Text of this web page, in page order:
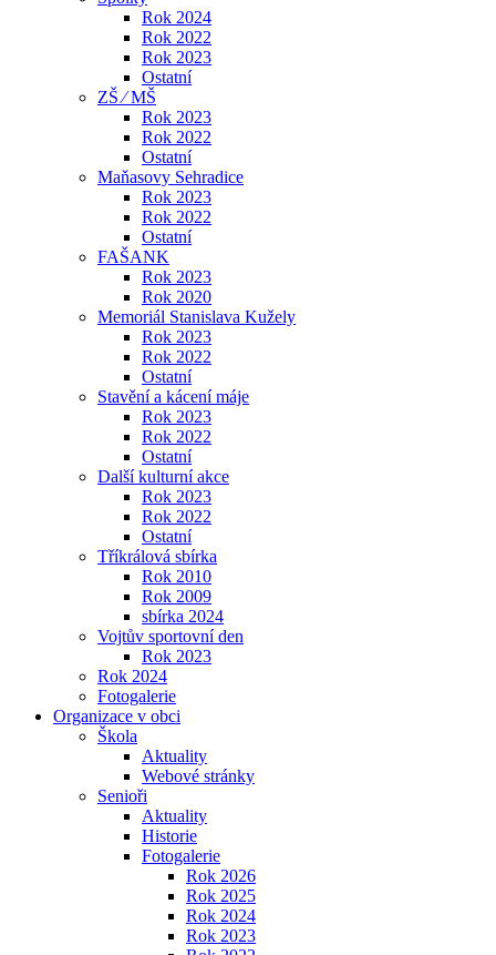
Rok 2024
Rok 2022
Rok 2023
Ostatní
ZŠ ⁄ MŠ
Rok 2023
Rok 2022
Ostatní
Maňasovy Sehradice
Rok 2023
Rok 2022
Ostatní
FAŠANK
Rok 2023
Rok 2020
Memoriál Stanislava Kužely
Rok 2023
Rok 2022
Ostatní
Stavění a kácení máje
Rok 2023
Rok 2022
Ostatní
Další kulturní akce
Rok 2023
Rok 2022
Ostatní
Tříkrálová sbírka
Rok 2010
Rok 2009
sbírka 2024
Vojtův sportovní den
Rok 2023
Rok 2024
Fotogalerie
Organizace v obci
Škola
Aktuality
Webové stránky
Senioři
Aktuality
Historie
Fotogalerie
Rok 2026
Rok 2025
Rok 2024
Rok 2023